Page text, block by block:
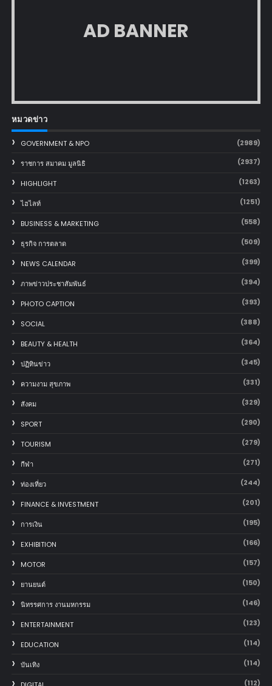
AD BANNER
หมวดข่าว
GOVERNMENT & NPO (2989)
ราชการ สมาคม มูลนิธิ (2937)
HIGHLIGHT (1263)
ไฮไลท์ (1251)
BUSINESS & MARKETING (558)
ธุรกิจ การตลาด (509)
NEWS CALENDAR (399)
ภาพข่าวประชาสัมพันธ์ (394)
PHOTO CAPTION (393)
SOCIAL (388)
BEAUTY & HEALTH (364)
ปฏิทินข่าว (345)
ความงาม สุขภาพ (331)
สังคม (329)
SPORT (290)
TOURISM (279)
กีฬา (271)
ท่องเที่ยว (244)
FINANCE & INVESTMENT (201)
การเงิน (195)
EXHIBITION (166)
MOTOR (157)
‎ยานยนต์‎ (150)
นิทรรศการ งานมหกรรม (146)
ENTERTAINMENT (123)
EDUCATION (114)
บันเทิง (114)
(112)